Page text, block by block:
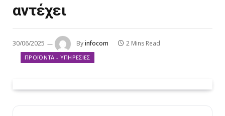
αντέχει
30/06/2025 Byinfocom 2 Mins Read
ΠΡΟΪΌΝΤΑ - ΥΠΗΡΕΣΊΕΣ